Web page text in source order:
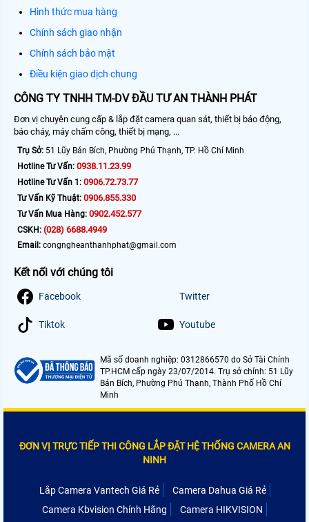
Hình thức mua hàng
Chính sách giao nhận
Chính sách bảo mật
Điều kiện giao dịch chung
CÔNG TY TNHH TM-DV ĐẦU TƯ AN THÀNH PHÁT
Đơn vị chuyên cung cấp & lắp đặt camera quan sát, thiết bị báo động,
báo cháy, máy chấm công, thiết bị mạng, ...
Trụ Sở: 51 Lũy Bán Bích, Phường Phú Thạnh, TP. Hồ Chí Minh
Hotline Tư Vấn: 0938.11.23.99
Hotline Tư Vấn 1: 0906.72.73.77
Tư Vấn Kỹ Thuật: 0906.855.330
Tư Vấn Mua Hàng: 0902.452.577
CSKH: (028) 6688.4949
Email: congngheanthanhphat@gmail.com
Kết nối với chúng tôi
Facebook Twitter
Tiktok Youtube
Mã số doanh nghiệp: 0312866570 do Sở Tài Chính
TP.HCM cấp ngày 23/07/2014. Trụ sở chính: 51 Lũy
Bán Bích, Phường Phú Thạnh, Thành Phố Hồ Chí
Minh
ĐƠN VỊ TRỰC TIẾP THI CÔNG LẮP ĐẶT HỆ THỐNG CAMERA AN
NINH
Lắp Camera Vantech Giá Rẻ
Camera Dahua Giá Rẻ
Camera Kbvision Chính Hãng
Camera HIKVISION